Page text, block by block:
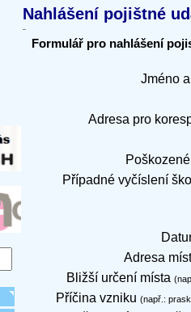
Nahlášení pojištné
Formulář pro nahlášení
Jméno
Adresa pro
Případné vyčíslení
Adresa
Bližší určení místa
Příčina vzniku (např.: